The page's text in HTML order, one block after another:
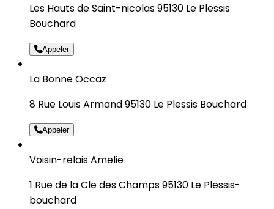
Les Hauts de Saint-nicolas 95130 Le Plessis
Bouchard
Appeler
La Bonne Occaz
8 Rue Louis Armand 95130 Le Plessis Bouchard
Appeler
Voisin-relais Amelie
1 Rue de la Cle des Champs 95130 Le Plessis-
bouchard